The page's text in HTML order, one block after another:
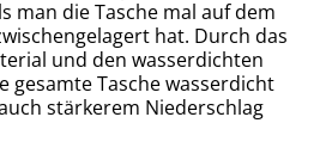
man die Tasche mal auf dem
hat. Durch das
und den wasserdichten
gesamte Tasche wasserdicht
stärkerem Niederschlag